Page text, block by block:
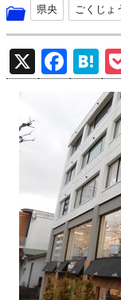
県央 ごくじょ
X
F
a
ce
b
o
o
k
H
at
e
n
a